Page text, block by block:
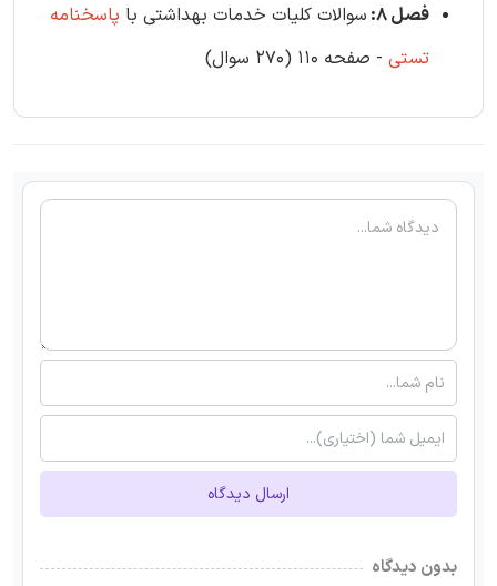
فصل 8:
سوالات کلیات خدمات بهداشتی با پاسخنامه
تستی - صفحه 110 (270 سوال)
ارسال دیدگاه
بدون دیدگاه